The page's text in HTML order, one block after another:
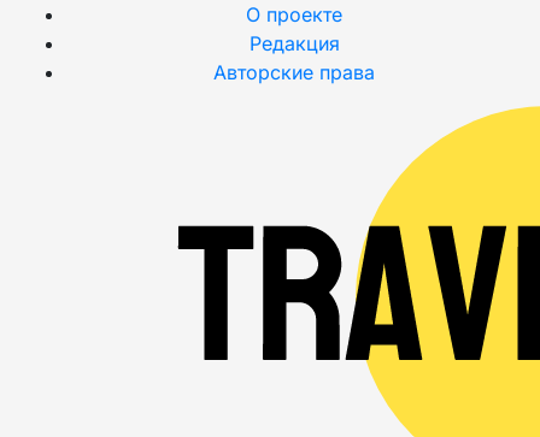
О проекте
Редакция
Авторские права